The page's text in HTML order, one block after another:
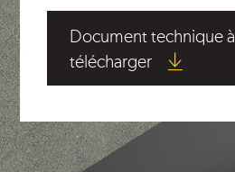
Document technique à
télécharger